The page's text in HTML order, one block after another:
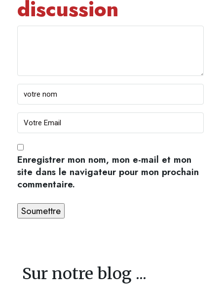
discussion
Enregistrer mon nom, mon e-mail et mon
site dans le navigateur pour mon prochain
commentaire.
Sur notre blog ...